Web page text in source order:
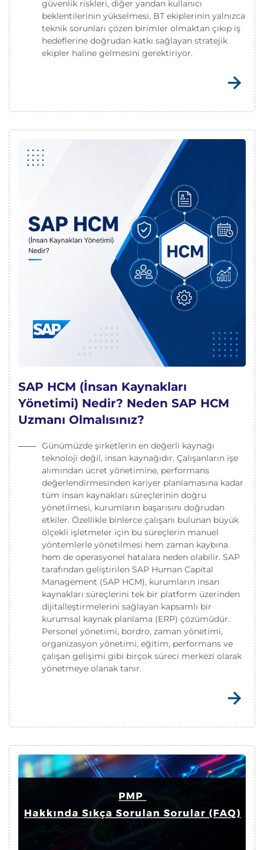
güvenlik riskleri, diğer yandan kullanıcı
beklentilerinin yükselmesi, BT ekiplerinin yalnızca
teknik sorunları çözen birimler olmaktan çıkıp iş
hedeflerine doğrudan katkı sağlayan stratejik
ekipler haline gelmesini gerektiriyor.
SAP HCM (İnsan Kaynakları
Yönetimi) Nedir? Neden SAP HCM
Uzmanı Olmalısınız?
Günümüzde şirketlerin en değerli kaynağı
teknoloji değil, insan kaynağıdır. Çalışanların işe
alımından ücret yönetimine, performans
değerlendirmesinden kariyer planlamasına kadar
tüm insan kaynakları süreçlerinin doğru
yönetilmesi, kurumların başarısını doğrudan
etkiler. Özellikle binlerce çalışanı bulunan büyük
ölçekli işletmeler için bu süreçlerin manuel
yöntemlerle yönetilmesi hem zaman kaybına
hem de operasyonel hatalara neden olabilir. SAP
tarafından geliştirilen SAP Human Capital
Management (SAP HCM), kurumların insan
kaynakları süreçlerini tek bir platform üzerinden
dijitalleştirmelerini sağlayan kapsamlı bir
kurumsal kaynak planlama (ERP) çözümüdür.
Personel yönetimi, bordro, zaman yönetimi,
organizasyon yönetimi, eğitim, performans ve
çalışan gelişimi gibi birçok süreci merkezi olarak
yönetmeye olanak tanır.